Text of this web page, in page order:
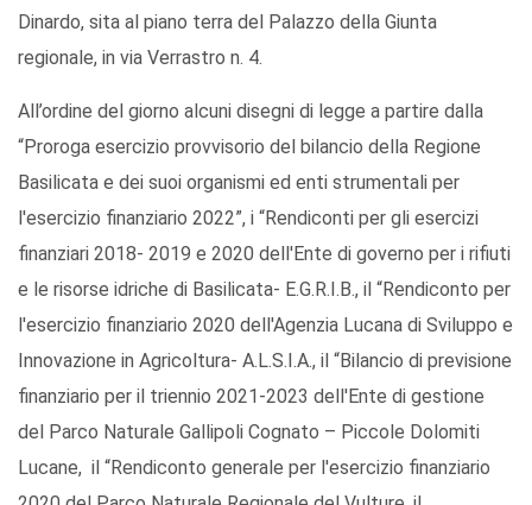
Dinardo, sita al piano terra del Palazzo della Giunta
regionale, in via Verrastro n. 4.
All’ordine del giorno alcuni disegni di legge a partire dalla
“Proroga esercizio provvisorio del bilancio della Regione
Basilicata e dei suoi organismi ed enti strumentali per
l'esercizio finanziario 2022”, i “Rendiconti per gli esercizi
finanziari 2018- 2019 e 2020 dell'Ente di governo per i rifiuti
e le risorse idriche di Basilicata- E.G.R.I.B., il “Rendiconto per
l'esercizio finanziario 2020 dell'Agenzia Lucana di Sviluppo e
Innovazione in Agricoltura- A.L.S.I.A., il “Bilancio di previsione
finanziario per il triennio 2021-2023 dell'Ente di gestione
del Parco Naturale Gallipoli Cognato – Piccole Dolomiti
Lucane, il “Rendiconto generale per l'esercizio finanziario